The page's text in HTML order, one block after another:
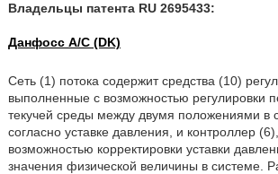
Владельцы патента RU 2695433:
Данфосс А/С (DK)
Cеть (1) потока содержит средства (10)
выполненные с возможностью регулировки
текучей среды между двумя положениями в
согласно уставке давления, и контроллер
возможностью корректировки уставки
значения физической величины в системе.